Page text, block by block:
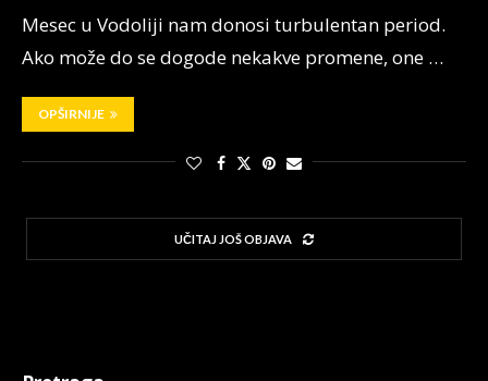
Mesec u Vodoliji nam donosi turbulentan period.
Ako može do se dogode nekakve promene, one …
OPŠIRNIJE
UČITAJ JOŠ OBJAVA